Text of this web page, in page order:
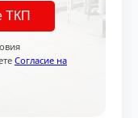
ТКП
Согласие на